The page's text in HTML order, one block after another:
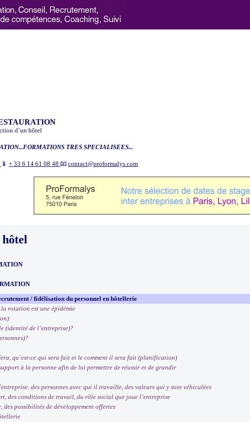
d’un hôtel
TRES SPECIALISEES...
📱 + 33 6 14 61 08 48 📧 contact@proformalys.com
/ fidélisation du personnel en hôtellerie
rotation est une épidémie
(identité de l’entreprise)?
qu’est-ce qui sera fait et le comment il sera fait (planification)
à la personne afin de lui permettre de réussir et de grandir
des personnes avec qui il travaille, des valeurs qui y sont véhiculées
des conditions de travail, du rôle social que joue l’entreprise
possibilités de développement offertes